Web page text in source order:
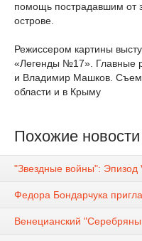
помощь пострадавшим от
острове.
Режиссером картины
«Легенды №17». Главные
и Владимир Машков.
области и в Крыму
Похожие новости
"Звездные войны": Эпизод
Федора Бондарчука
Венецианский